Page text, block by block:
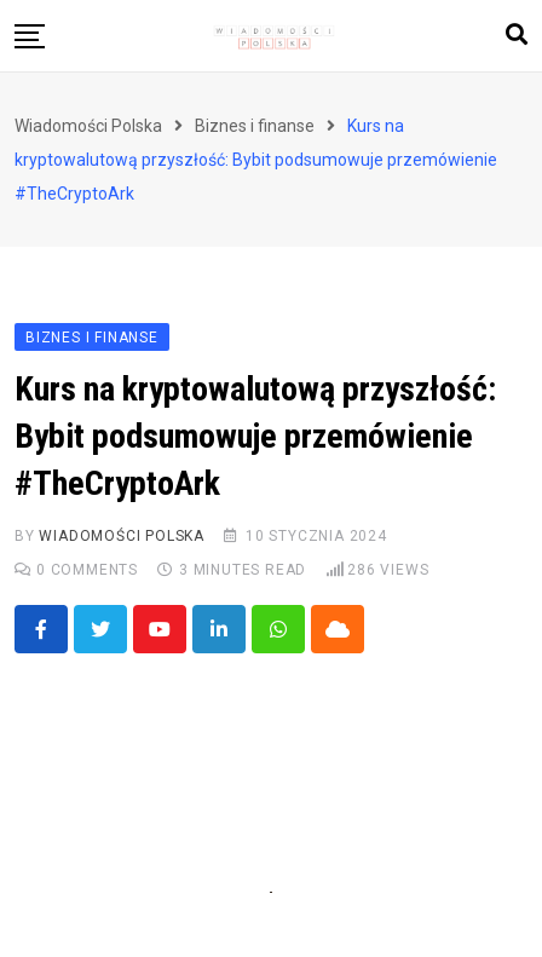
to
Zdrowie i styl życia
Polityka i społeczeństwo
Wiadomości Polska Biznes i finanse
Kurs na
kryptowalutową przyszłość: Bybit podsumowuje przemówienie
#TheCryptoArk
BIZNES I FINANSE
Kurs na kryptowalutową przyszłość:
Bybit podsumowuje przemówienie
#TheCryptoArk
BYWIADOMOŚCI POLSKA
10 STYCZNIA 2024
0 COMMENTS 3 MINUTES READ 286 VIEWS
YoutubeLinkedInWhatsappCloud